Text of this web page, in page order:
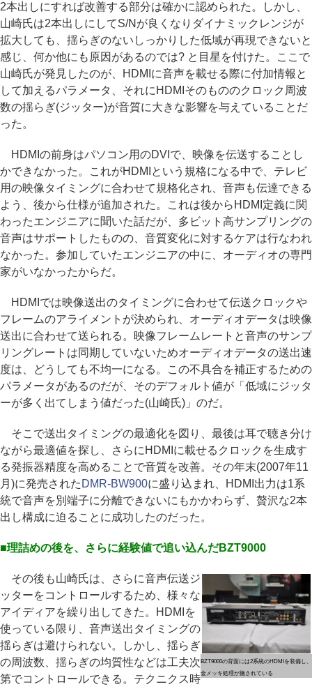
2本出しにすれば改善する部分は確かに認められた。しかし、
山崎氏は2本出しにしてS/Nが良くなりダイナミックレンジが
拡大しても、揺らぎのないしっかりした低域が再現できないと
感じ、何か他にも原因があるのでは? と目星を付けた。ここで
山崎氏が発見したのが、HDMIに音声を載せる際に付加情報と
して加えるパラメータ、それにHDMIそのもののクロック周波
数の揺らぎ(ジッター)が音質に大きな影響を与えていることだ
った。
HDMIの前身はパソコン用のDVIで、映像を伝送することし
かできなかった。これがHDMIという規格になる中で、テレビ
用の映像タイミングに合わせて規格化され、音声も伝達できる
よう、後から仕様が追加された。これは後からHDMI定義に関
わったエンジニアに聞いた話だが、多ビット高サンプリングの
音声はサポートしたものの、音質変化に対するケアは行なわれ
なかった。参加していたエンジニアの中に、オーディオの専門
家がいなかったからだ。
HDMIでは映像送出のタイミングに合わせて伝送クロックや
フレームのアライメントが決められ、オーディオデータは映像
送出に合わせて送られる。映像フレームレートと音声のサンプ
リングレートは同期していないためオーディオデータの送出速
度は、どうしても不均一になる。この不具合を補正するための
パラメータがあるのだが、そのデフォルト値が「低域にジッタ
ーが多く出てしまう値だった(山崎氏)」のだ。
そこで送出タイミングの最適化を図り、最後は耳で聴き分け
ながら最適値を探し、さらにHDMIに載せるクロックを生成す
る発振器精度を高めることで音質を改善。その年末(2007年11
月)に発売された DMR-BW900に盛り込まれ、HDMI出力は1系
統で音声を別端子に分離できないにもかかわらず、贅沢な2本
出し構成に迫ることに成功したのだった。
■理詰めの後を、さらに経験値で追い込んだBZT9000
BZT9000の背面には2系統のHDMIを装備し、
金メッキ処理が施されている
その後も山崎氏は、さらに音声伝送ジ
ッターをコントロールするため、様々な
アイディアを繰り出してきた。HDMIを
使っている限り、音声送出タイミングの
揺らぎは避けられない。しかし、揺らぎ
の周波数、揺らぎの均質性などは工夫次
第でコントロールできる。テクニクス時